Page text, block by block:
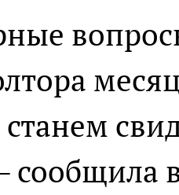
сообщила